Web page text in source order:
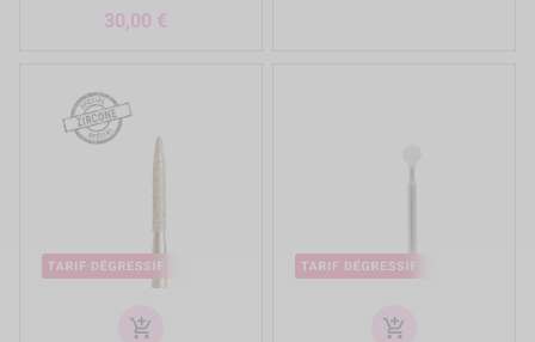
30,00 €
add_shopping_cart add_shopping_cart